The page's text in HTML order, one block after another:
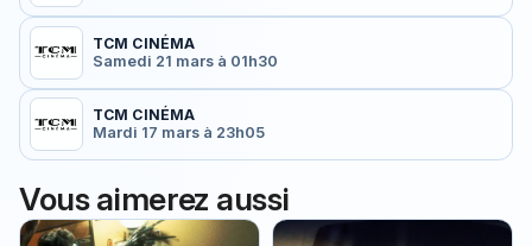
TCM CINÉMA
Samedi 21 mars à 01h30
TCM CINÉMA
Mardi 17 mars à 23h05
Vous aimerez aussi